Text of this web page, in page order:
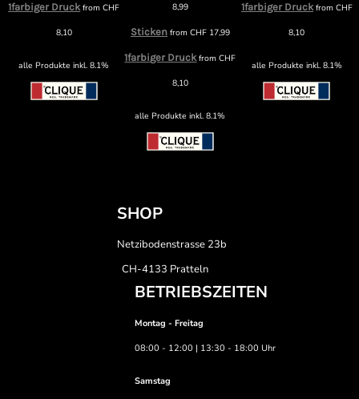
1farbiger DruckfromCHF
8,10
alle Produkte inkl. 8.1%
8,99
Stickenfrom CHF17,99
1farbiger DruckfromCHF
8,10
alle Produkte inkl. 8.1%
1farbiger Druckfrom CHF
8,10
alle Produkte inkl. 8.1%
SHOP
Netzibodenstrasse 23b
CH-4133 Pratteln
BETRIEBSZEITEN
Montag - Freitag
08:00 - 12:00 | 13:30 - 18:00 Uhr
Samstag